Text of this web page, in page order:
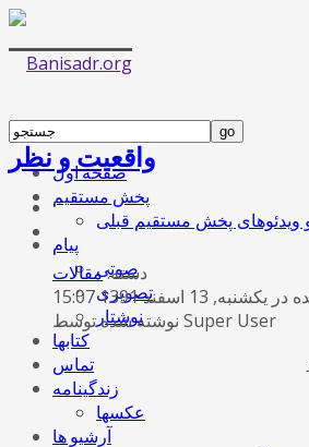
صفحه اول
پخش مستقیم
ویدئوهای پخش مستقیم قبلی
پیام
صوتی
تصویری
نوشتار
کتابها
تماس
زندگینامه
عکسها
آرشیو ها
واقعیت و نظر
دسته:مقالات
13 اسفند 1391 15:07
نوشته شده توسط Super User